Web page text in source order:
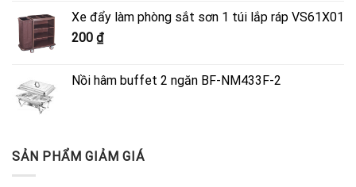
4.500.000 ₫.là:
Xe đẩy làm phòng sắt sơn 1 túi lắp ráp VS61X01
200 ₫
Nồi hâm buffet 2 ngăn BF-NM433F-2
SẢN PHẨM GIẢM GIÁ